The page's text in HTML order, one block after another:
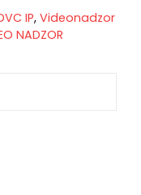
IP, Videonadzor
NADZOR